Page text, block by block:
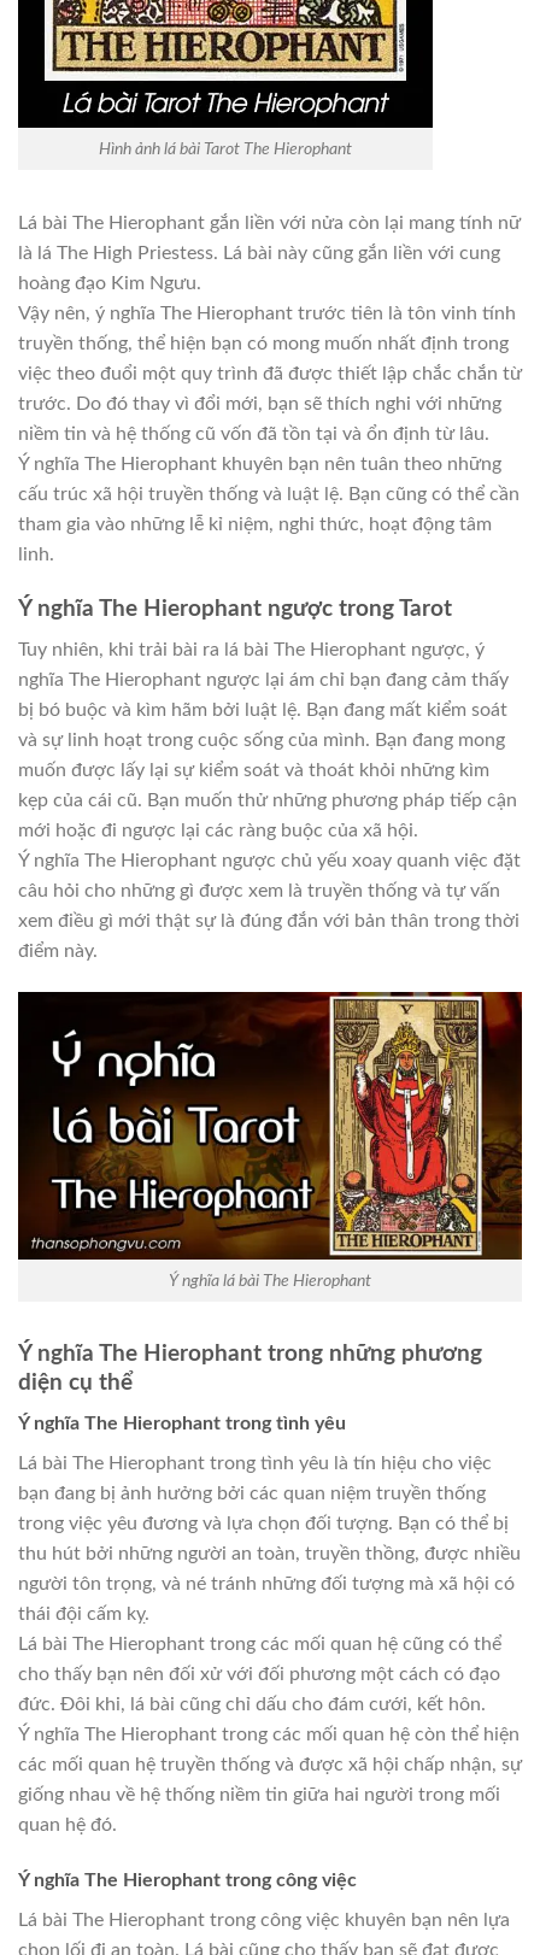
Hình ảnh lá bài Tarot The Hierophant
Lá bài The Hierophant gắn liền với nửa còn lại mang tính nữ
là lá The High Priestess. Lá bài này cũng gắn liền với cung
hoàng đạo Kim Ngưu.
Vậy nên, ý nghĩa The Hierophant trước tiên là tôn vinh tính
truyền thống, thể hiện bạn có mong muốn nhất định trong
việc theo đuổi một quy trình đã được thiết lập chắc chắn từ
trước. Do đó thay vì đổi mới, bạn sẽ thích nghi với những
niềm tin và hệ thống cũ vốn đã tồn tại và ổn định từ lâu.
Ý nghĩa The Hierophant khuyên bạn nên tuân theo những
cấu trúc xã hội truyền thống và luật lệ. Bạn cũng có thể cần
tham gia vào những lễ kỉ niệm, nghi thức, hoạt động tâm
linh.
Ý nghĩa The Hierophant ngược trong Tarot
Tuy nhiên, khi trải bài ra lá bài The Hierophant ngược, ý
nghĩa The Hierophant ngược lại ám chỉ bạn đang cảm thấy
bị bó buộc và kìm hãm bởi luật lệ. Bạn đang mất kiểm soát
và sự linh hoạt trong cuộc sống của mình. Bạn đang mong
muốn được lấy lại sự kiểm soát và thoát khỏi những kìm
kẹp của cái cũ. Bạn muốn thử những phương pháp tiếp cận
mới hoặc đi ngược lại các ràng buộc của xã hội.
Ý nghĩa The Hierophant ngược chủ yếu xoay quanh việc đặt
câu hỏi cho những gì được xem là truyền thống và tự vấn
xem điều gì mới thật sự là đúng đắn với bản thân trong thời
điểm này.
Ý nghĩa lá bài The Hierophant
Ý nghĩa The Hierophant trong những phương
diện cụ thể
Ý nghĩa The Hierophant trong tình yêu
Lá bài The Hierophant trong tình yêu là tín hiệu cho việc
bạn đang bị ảnh hưởng bởi các quan niệm truyền thống
trong việc yêu đương và lựa chọn đối tượng. Bạn có thể bị
thu hút bởi những người an toàn, truyền thồng, được nhiều
người tôn trọng, và né tránh những đối tượng mà xã hội có
thái đội cấm kỵ.
Lá bài The Hierophant trong các mối quan hệ cũng có thể
cho thấy bạn nên đối xử với đối phương một cách có đạo
đức. Đôi khi, lá bài cũng chỉ dấu cho đám cưới, kết hôn.
Ý nghĩa The Hierophant trong các mối quan hệ còn thể hiện
các mối quan hệ truyền thống và được xã hội chấp nhận, sự
giống nhau về hệ thống niềm tin giữa hai người trong mối
quan hệ đó.
Ý nghĩa The Hierophant trong công việc
Lá bài The Hierophant trong công việc khuyên bạn nên lựa
chọn lối đi an toàn. Lá bài cũng cho thấy bạn sẽ đạt được